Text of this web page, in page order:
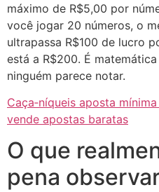
máximo de R$5,00 por
você jogar 20 números, o
ultrapassa R$100 de lucro
está a R$200. É
ninguém parece notar.
Caça‑níqueis aposta
vende apostas baratas
O que
pena